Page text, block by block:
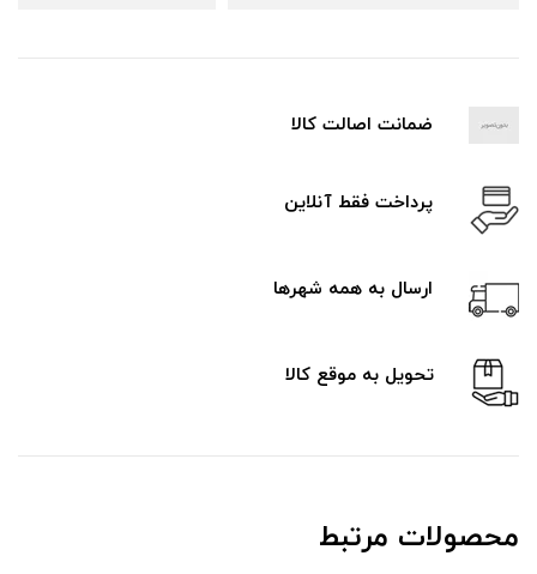
ضمانت اصالت کالا
پرداخت فقط آنلاین
ارسال به همه شهرها
تحویل به موقع کالا
محصولات مرتبط